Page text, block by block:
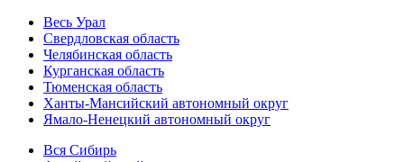
Весь Урал
Свердловская область
Челябинская область
Курганская область
Тюменская область
Ханты-Мансийский автономный округ
Ямало-Ненецкий автономный округ
Вся Сибирь